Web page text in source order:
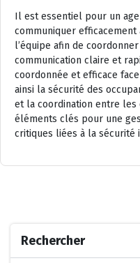
Il est essentiel pour un
communiquer
l’équipe afin de
communication claire et
coordonnée et efficace
ainsi la sécurité des
et la coordination entre
éléments clés pour une
critiques liées à la sécurité
Rechercher